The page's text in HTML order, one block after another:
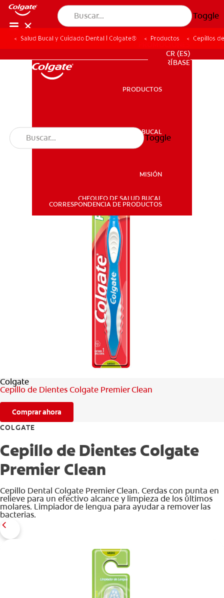
Toggle
SALUD BUCAL
CORRESPONDENCIA DE PRODUCTOS
CR (ES)
SUSCRÍBASE
PRODUCTOS
SALUD BUCAL
MISIÓN
CHEQUEO DE SALUD BUCAL
CORRESPONDENCIA DE PRODUCTOS
Toggle
Salud Bucal y Cuidado Dental | Colgate® Productos Cepillos
Colgate
Cepillo de Dientes Colgate Premier Clean
Comprar ahora
COLGATE
Cepillo de Dientes Colgate
Premier Clean
Cepillo Dental Colgate Premier Clean. Cerdas con punta en
relieve para un efectivo alcance y limpieza de los últimos
molares. Limpiador de lengua para ayudar a remover las
bacterias.